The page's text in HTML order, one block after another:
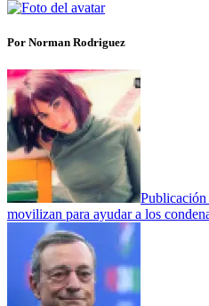
Por Norman Rodriguez
movilizan para ayudar a los